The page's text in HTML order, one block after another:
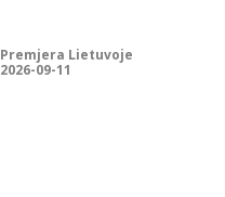
Premjera Lietuvoje
2026-09-11